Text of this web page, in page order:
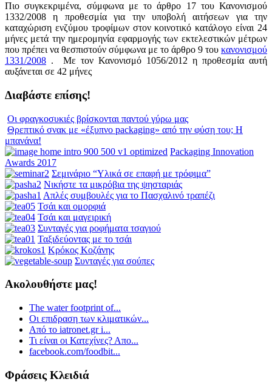
Πιο συγκεκριμένα, σύμφωνα με το άρθρο 17 του Κανονισμού
1332/2008 η προθεσμία για την υποβολή αιτήσεων για την
καταχώριση ενζύμου τροφίμων στον κοινοτικό κατάλογο είναι 24
μήνες μετά την ημερομηνία εφαρμογής των εκτελεστικών μέτρων
που πρέπει να θεσπιστούν σύμφωνα με το άρθρο 9 του κανονισμού
1331/2008 . Με τον Κανονισμό 1056/2012 η προθεσμία αυτή
αυξάνεται σε 42 μήνες
Διαβάστε επίσης!
Οι φραγκοσυκιές βρίσκονται παντού γύρω μας
Θρεπτικό σνακ με «έξυπνο packaging» από την φύση του; Η
μπανάνα!
Packaging Innovation
Awards 2017
Σεμινάριο “Υλικά σε επαφή με τρόφιμα”
Νικήστε τα μικρόβια της ψησταριάς
Απλές συμβουλές για το Πασχαλινό τραπέζι
Τσάι και ομορφιά
Τσάι και μαγειρική
Συνταγές για ροφήματα τσαγιού
Ταξιδεύοντας με το τσάι
Κρόκος Κοζάνης
Συνταγές για σούπες
Ακολουθήστε μας!
The water footprint of...
Οι επιδραση των κλιματικών...
Από το iatronet.gr i...
Τι είναι οι Κατεχίνες? Απο...
facebook.com/foodbit...
Φράσεις Κλειδιά